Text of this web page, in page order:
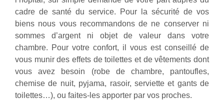
cadre de santé du service. Pour la sécurité de vos
biens nous vous recommandons de ne conserver ni
sommes d’argent ni objet de valeur dans votre
chambre. Pour votre confort, il vous est conseillé de
vous munir des effets de toilettes et de vêtements dont
vous avez besoin (robe de chambre, pantoufles,
chemise de nuit, pyjama, rasoir, serviette et gants de
toilettes…), ou faites-les apporter par vos proches.